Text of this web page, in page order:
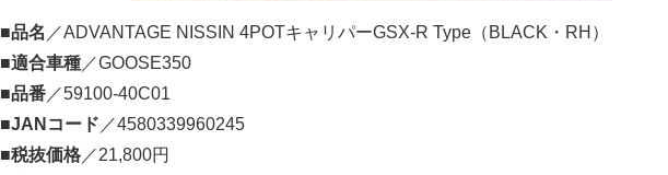
■品名 ／ADVANTAGE NISSIN 4POTキャリパーGSX-R Type（BLACK・RH）
■適合車種 ／GOOSE350
■品番 ／59100-40C01
■JANコード ／4580339960245
■税抜価格 ／21,800円